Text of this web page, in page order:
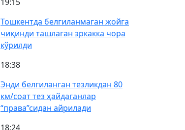
Тошкентда белгиланмаган жойга
чиқинди ташлаган эркакка чора
кўрилди
18:38
Энди белгиланган тезликдан 80
км/соат тез ҳайдаганлар
“права”сидан айрилади
18:24